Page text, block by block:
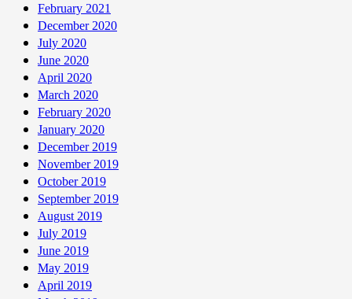
February 2021
December 2020
July 2020
June 2020
April 2020
March 2020
February 2020
January 2020
December 2019
November 2019
October 2019
September 2019
August 2019
July 2019
June 2019
May 2019
April 2019